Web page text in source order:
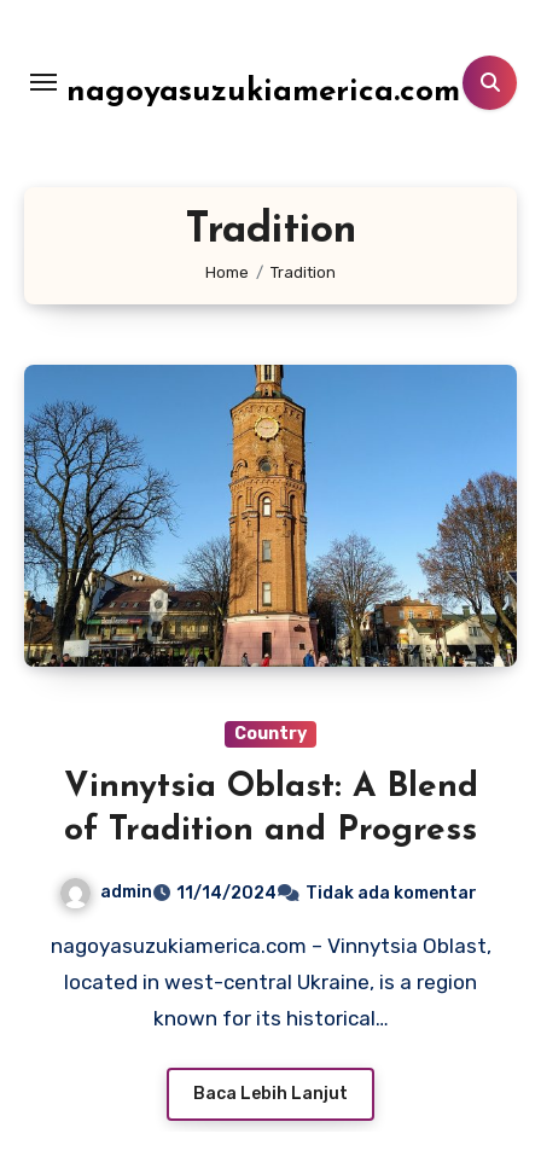
konten nagoyasuzukiamerica.com
Tradition
Home Tradition
Country
Vinnytsia Oblast: A Blend
of Tradition and Progress
admin 11/14/2024 Tidak ada komentar
nagoyasuzukiamerica.com – Vinnytsia Oblast,
located in west-central Ukraine, is a region
known for its historical…
Baca Lebih Lanjut